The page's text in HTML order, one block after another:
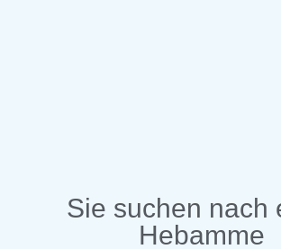
Sie suchen nach
Hebamme